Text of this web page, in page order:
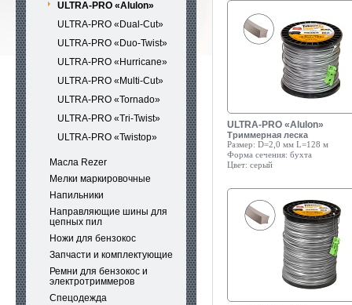
ULTRA-PRO «Alulon»
ULTRA-PRO «Dual-Cut»
ULTRA-PRO «Duo-Twist»
ULTRA-PRO «Hurricane»
ULTRA-PRO «Multi-Cut»
ULTRA-PRO «Tornado»
ULTRA-PRO «Tri-Twist»
ULTRA-PRO «Twistop»
Масла Rezer
Мелки маркировочные
Напильники
Направляющие шины для
цепных пил
Ножи для бензокос
Запчасти и комплектующие
Ремни для бензокос и
электротриммеров
Спецодежда
ULTRA-PRO «Alulon»
Триммерная леска
Размер: D=2,0 мм L=128 м
Форма сечения: бухта
Цвет: серый